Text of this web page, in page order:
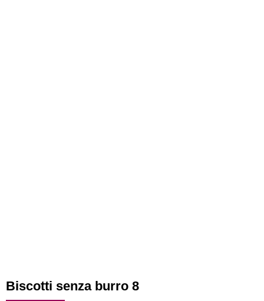
Biscotti senza burro 8